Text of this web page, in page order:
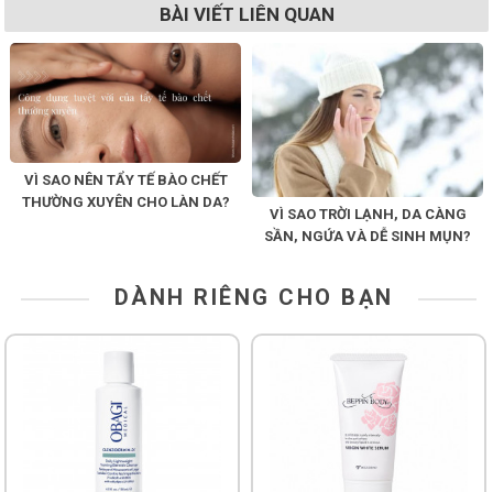
BÀI VIẾT LIÊN QUAN
VÌ SAO NÊN TẨY TẾ BÀO CHẾT
THƯỜNG XUYÊN CHO LÀN DA?
VÌ SAO TRỜI LẠNH, DA CÀNG
SẦN, NGỨA VÀ DỄ SINH MỤN?
DÀNH RIÊNG CHO BẠN